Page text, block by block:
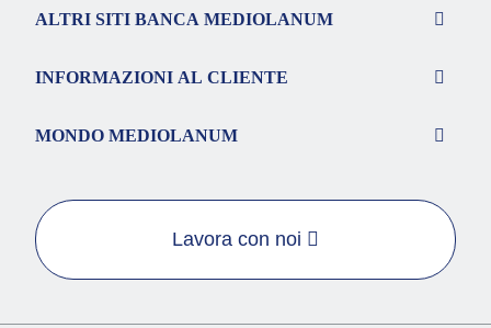
ALTRI SITI BANCA MEDIOLANUM
INFORMAZIONI AL CLIENTE
MONDO MEDIOLANUM
Lavora con noi